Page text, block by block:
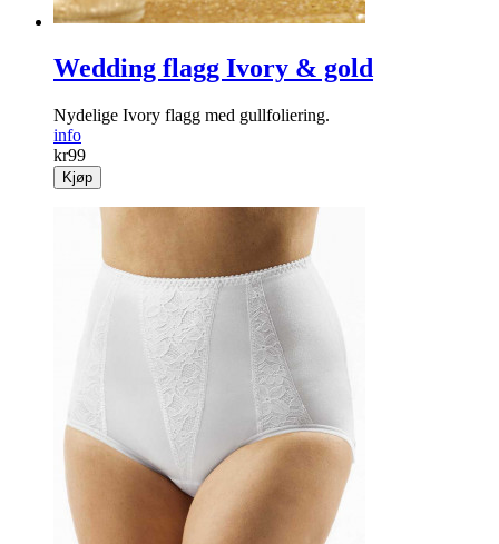
Wedding flagg Ivory & gold
Nydelige Ivory flagg med gullfoliering.
info
kr99
Kjøp